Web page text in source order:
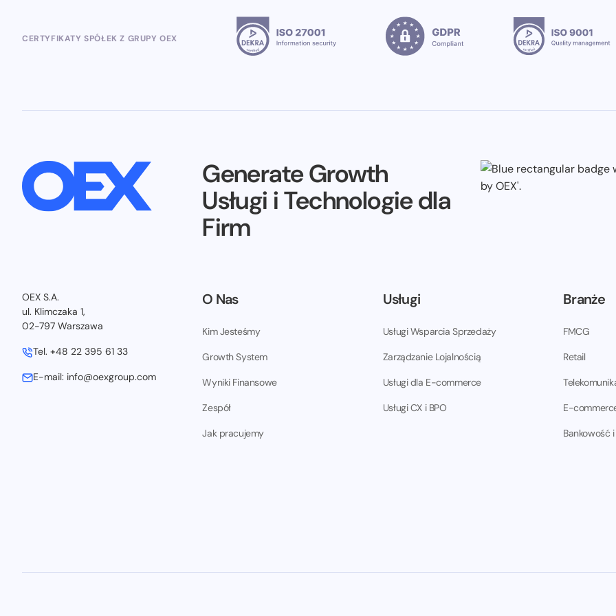
CERTYFIKATY SPÓŁEK Z GRUPY OEX
Generate Growth
Usługi i Technologie dla
Firm
OEX S.A.
ul. Klimczaka 1,
02-797 Warszawa
Tel. +48 22 395 61 33
E-mail: info@oexgroup.com
O Nas
Kim Jesteśmy
Growth System
Wyniki Finansowe
Zespół
Jak pracujemy
Usługi
Usługi Wsparcia Sprzedaży
Zarządzanie Lojalnością
Usługi dla E-commerce
Usługi CX i BPO
Branże
FMCG
Retail
E-
Bankowość